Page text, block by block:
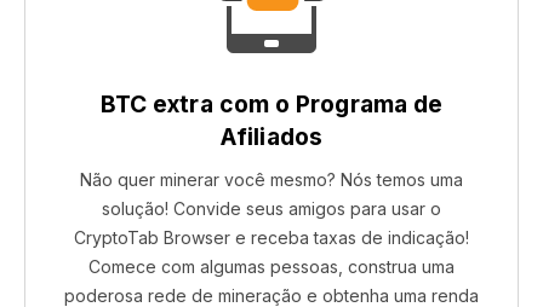
BTC extra com o Programa de
Afiliados
Não quer minerar você mesmo? Nós temos uma
solução! Convide seus amigos para usar o
CryptoTab Browser e receba taxas de indicação!
Comece com algumas pessoas, construa uma
poderosa rede de mineração e obtenha uma renda